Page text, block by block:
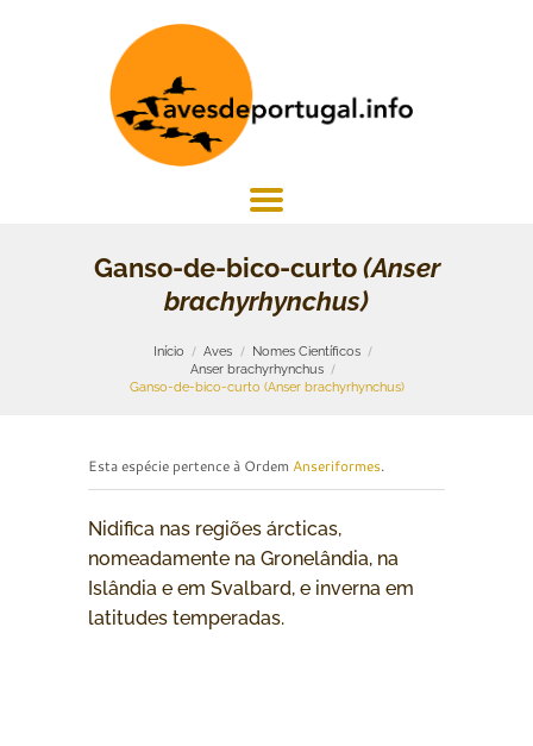
Ganso-de-bico-curto(Anser
brachyrhynchus)
Início Aves
Nomes Científicos
Anser brachyrhynchus
Ganso-de-bico-curto (Anser brachyrhynchus)
Esta espécie pertence à Ordem Anseriformes.
Nidifica nas regiões árcticas,
nomeadamente na Gronelândia, na
Islândia e em Svalbard, e inverna em
latitudes temperadas.